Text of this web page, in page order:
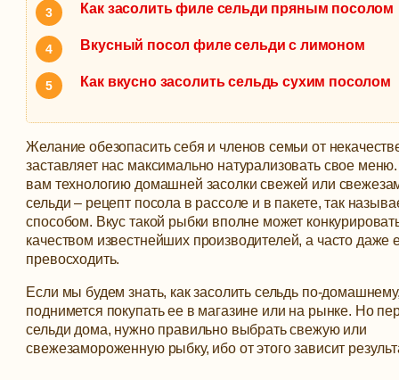
Как засолить филе сельди пряным посолом
Вкусный посол филе сельди с лимоном
Как вкусно засолить сельдь сухим посолом
Желание обезопасить себя и членов семьи от
заставляет нас максимально натурализовать свое
вам технологию домашней засолки свежей или
сельди – рецепт посола в рассоле и в пакете, так
способом. Вкус такой рыбки вполне может
качеством известнейших производителей, а часто даже
превосходить.
Если мы будем знать, как засолить сельдь по-
поднимется покупать ее в магазине или на рынке. Но
сельди дома, нужно правильно выбрать свежую или
свежезамороженную рыбку, ибо от этого зависит